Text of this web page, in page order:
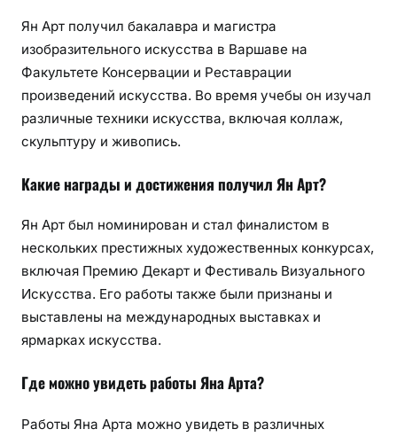
Ян Арт получил бакалавра и магистра
изобразительного искусства в Варшаве на
Факультете Консервации и Реставрации
произведений искусства. Во время учебы он изучал
различные техники искусства, включая коллаж,
скульптуру и живопись.
Какие награды и достижения получил Ян Арт?
Ян Арт был номинирован и стал финалистом в
нескольких престижных художественных конкурсах,
включая Премию Декарт и Фестиваль Визуального
Искусства. Его работы также были признаны и
выставлены на международных выставках и
ярмарках искусства.
Где можно увидеть работы Яна Арта?
Работы Яна Арта можно увидеть в различных